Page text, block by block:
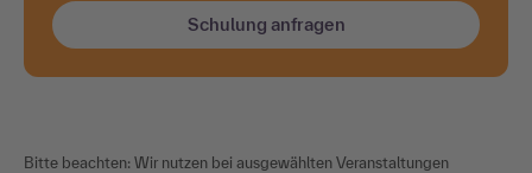
Schulung anfragen
Bitte beachten: Wir nutzen bei ausgewählten Veranstaltungen